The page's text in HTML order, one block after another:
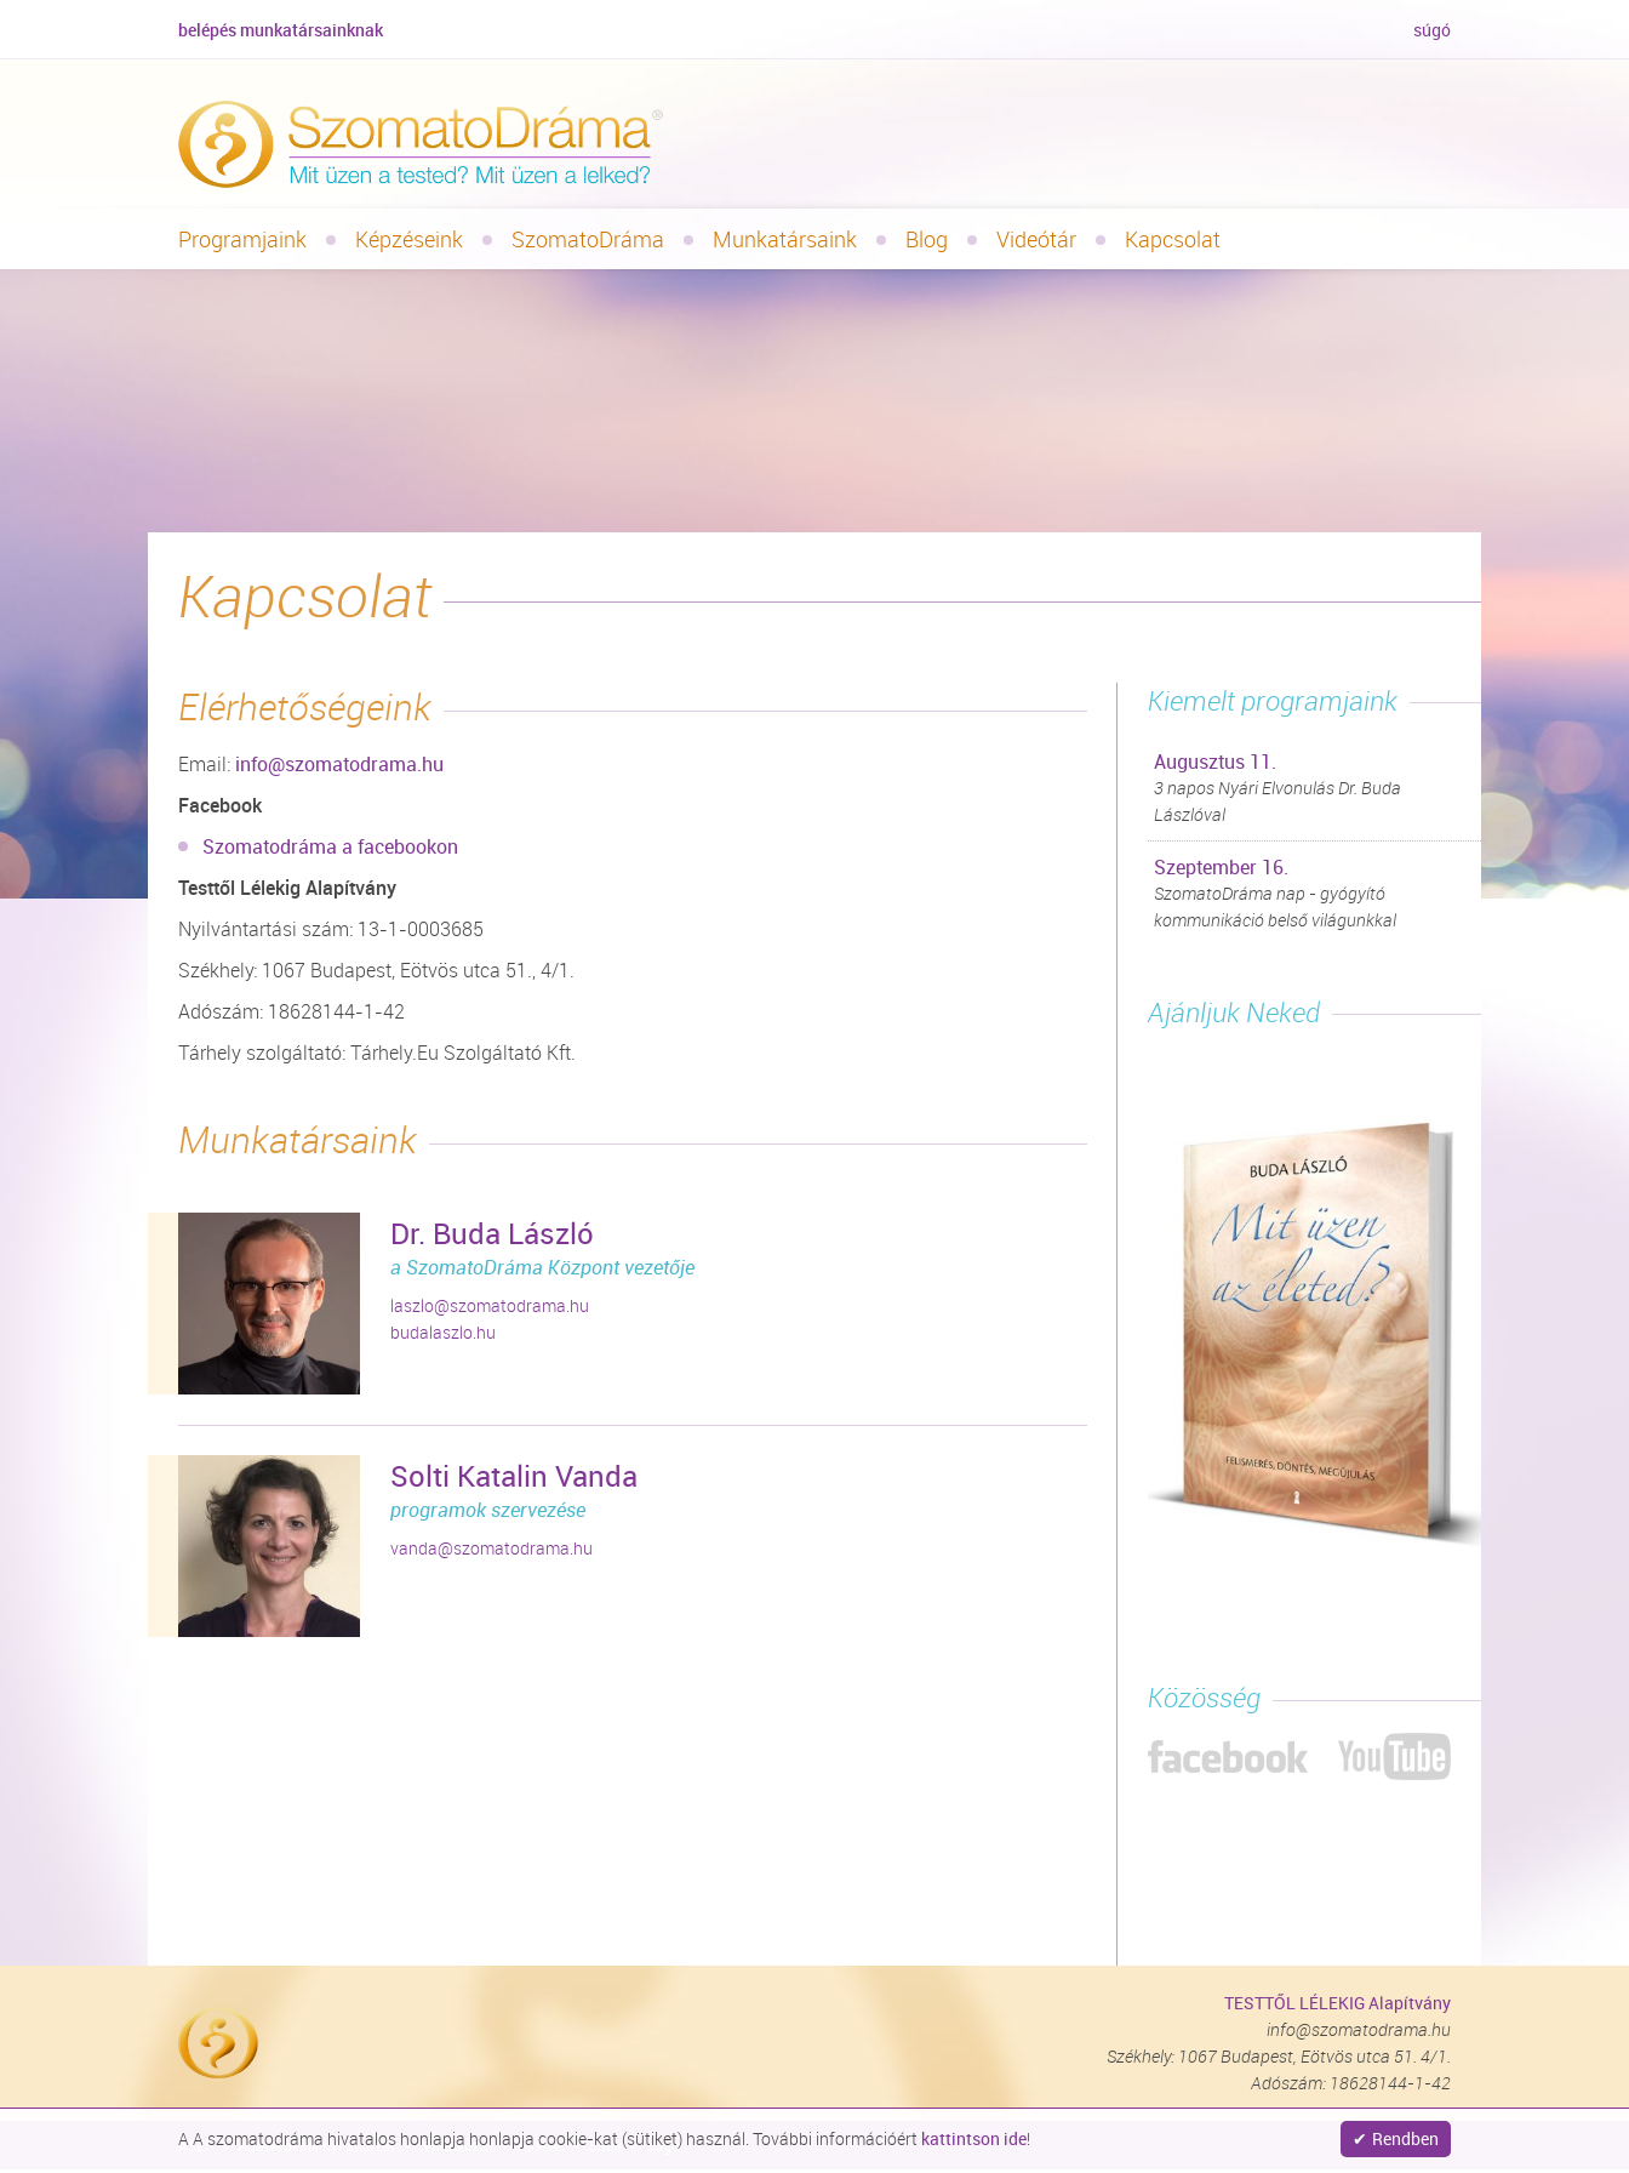
belépés munkatársainknak súgó
Programjaink Képzéseink SzomatoDráma Munkatársaink Blog Videótár Kapcsolat
Kapcsolat
Kiemelt programjaink
Augusztus 11.
3 napos Nyári Elvonulás Dr. Buda
Lászlóval
Szeptember 16.
SzomatoDráma nap - gyógyító
kommunikáció belső világunkkal
Ajánljuk Neked
Közösség
Elérhetőségeink
Email: info@szomatodrama.hu
Facebook
Szomatodráma a facebookon
Testtől Lélekig Alapítvány
Nyilvántartási szám: 13-1-0003685
Székhely: 1067 Budapest, Eötvös utca 51., 4/1.
Adószám: 18628144-1-42
Tárhely szolgáltató: Tárhely.Eu Szolgáltató Kft.
Munkatársaink
Dr. Buda László
a SzomatoDráma Központ vezetője
laszlo@szomatodrama.hu
budalaszlo.hu
Solti Katalin Vanda
programok szervezése
vanda@szomatodrama.hu
TESTTŐL LÉLEKIG Alapítvány
info@szomatodrama.hu
Székhely: 1067 Budapest, Eötvös utca 51. 4/1.
Adószám: 18628144-1-42
ÁSZF Adatvédelmi nyilatkozat Nyilatkozat Hírlevél Sütik Súgó site bynitestyle
A A szomatodráma hivatalos honlapja honlapja cookie-kat (sütiket) használ. További információért kattintson ide! Rendben